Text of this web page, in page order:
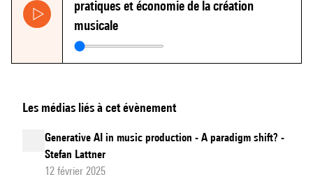
pratiques et économie de la création
musicale
Les médias liés à cet évènement
Generative AI in music production - A paradigm shift? -
Stefan Lattner
12 février 2025